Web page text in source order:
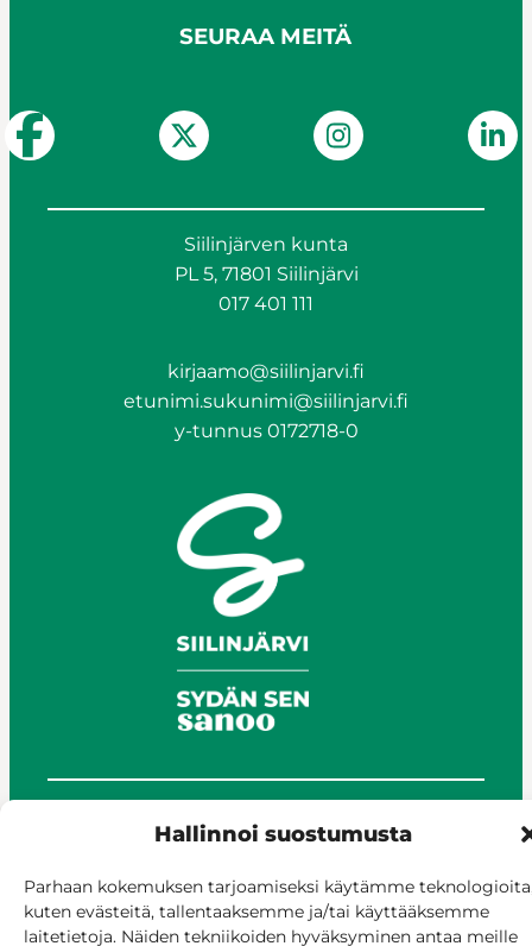
Hallinnoi suostumusta
Parhaan kokemuksen tarjoamiseksi käytämme
kuten evästeitä, tallentaaksemme ja/tai käyttääksemme
laitetietoja. Näiden tekniikoiden hyväksyminen antaa meille
SEURAA MEITÄ
Siilinjärven kunta
PL 5, 71801 Siilinjärvi
017 401 111
kirjaamo@siilinjarvi.fi
etunimi.sukunimi@siilinjarvi.fi
y-tunnus 0172718-0
© Siilinjärvi 2025
Asioi verkossa
Laskutus ja maksaminen